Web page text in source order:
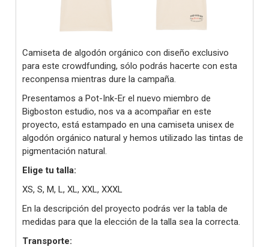
Camiseta de algodón orgánico con diseño exclusivo
para este crowdfunding, sólo podrás hacerte con esta
reconpensa mientras dure la campaña.
Presentamos a Pot-Ink-Er el nuevo miembro de
Bigboston estudio, nos va a acompañar en este
proyecto, está estampado en una camiseta unisex de
algodón orgánico natural y hemos utilizado las tintas de
pigmentación natural.
Elige tu talla:
XS, S, M, L, XL, XXL, XXXL
En la descripción del proyecto podrás ver la tabla de
medidas para que la elección de la talla sea la correcta.
Transporte: